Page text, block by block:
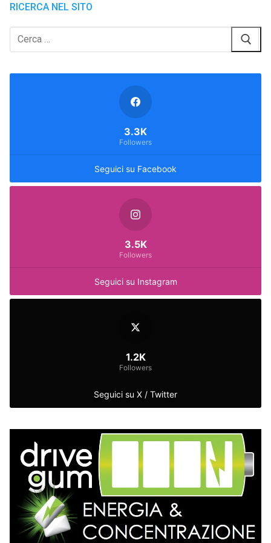
RICERCA NEL SITO
Cerca:
Seguici su Facebook
3.3K
Followers
Seguici su Instagram
3.5K
Followers
Seguici su X / Twitter
1.2K
Followers